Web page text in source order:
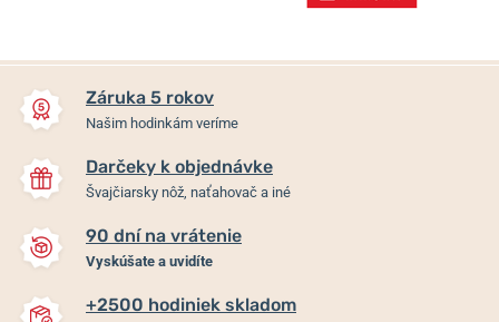
Záruka 5 rokov
Našim hodinkám veríme
Darčeky k objednávke
Švajčiarsky nôž, naťahovač a iné
90 dní na vrátenie
Vyskúšate a uvidíte
+2500 hodiniek skladom